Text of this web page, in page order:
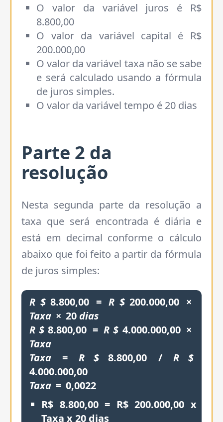
O valor da variável juros é R$
8.800,00
O valor da variável capital é R$
200.000,00
O valor da variável taxa não se sabe
e será calculado usando a fórmula
de juros simples.
O valor da variável tempo é 20 dias
Parte 2 da
resolução
Nesta segunda parte da resolução a
taxa que será encontrada é diária e
está em decimal conforme o cálculo
abaixo que foi feito a partir da fórmula
de juros simples:
R $ 8.800,00 = R $ 200.000,00 ×
Taxa × 20 dias
R $ 8.800,00 = R $ 4.000.000,00 ×
Taxa
Taxa
= R $ 8.800,00 / R
$
4.000.000,00
Taxa = 0,0022
R$ 8.800,00 = R$ 200.000,00 x
Taxa x 20 dias